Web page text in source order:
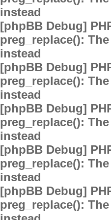
instead
[phpBB Debug]
preg_replace():
instead
[phpBB Debug]
preg_replace():
instead
[phpBB Debug]
preg_replace():
instead
[phpBB Debug]
preg_replace():
instead
[phpBB Debug]
preg_replace():